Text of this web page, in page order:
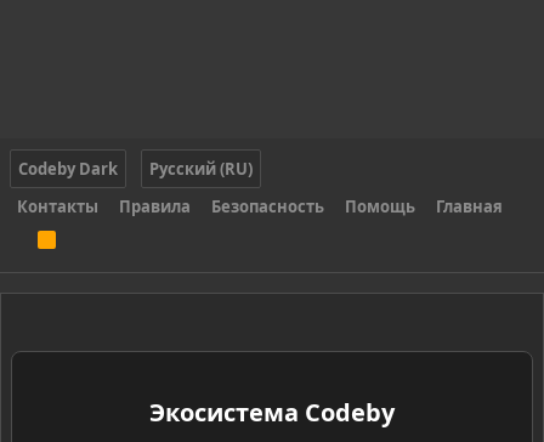
Codeby Dark
Русский (RU)
Контакты
Правила Безопасность Помощь Главная
S
Экосистема Codeby